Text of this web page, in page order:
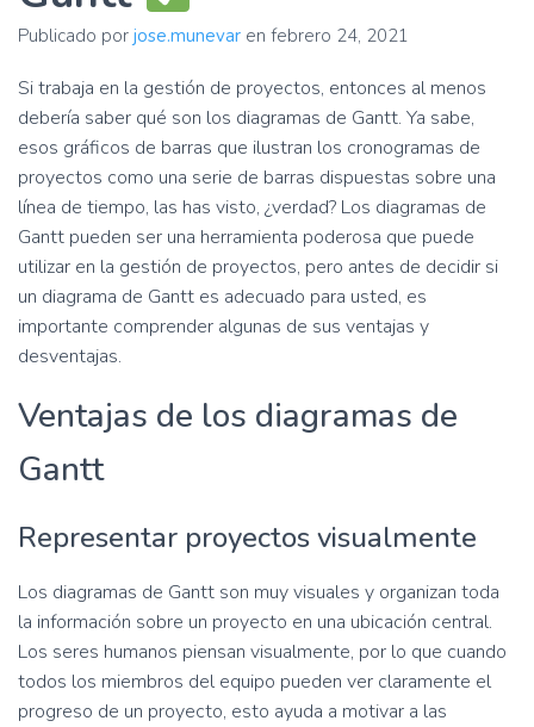
Publicado por jose.munevar en febrero 24, 2021
Si trabaja en la gestión de proyectos, entonces al menos
debería saber qué son los diagramas de Gantt. Ya sabe,
esos gráficos de barras que ilustran los cronogramas de
proyectos como una serie de barras dispuestas sobre una
línea de tiempo, las has visto, ¿verdad? Los diagramas de
Gantt pueden ser una herramienta poderosa que puede
utilizar en la gestión de proyectos, pero antes de decidir si
un diagrama de Gantt es adecuado para usted, es
importante comprender algunas de sus ventajas y
desventajas.
Ventajas de los diagramas de
Gantt
Representar proyectos visualmente
Los diagramas de Gantt son muy visuales y organizan toda
la información sobre un proyecto en una ubicación central.
Los seres humanos piensan visualmente, por lo que cuando
todos los miembros del equipo pueden ver claramente el
progreso de un proyecto, esto ayuda a motivar a las